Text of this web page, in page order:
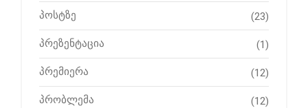
პოსტზე (23)
პრეზენტაცია (1)
პრემიერა (12)
პრობლემა (12)